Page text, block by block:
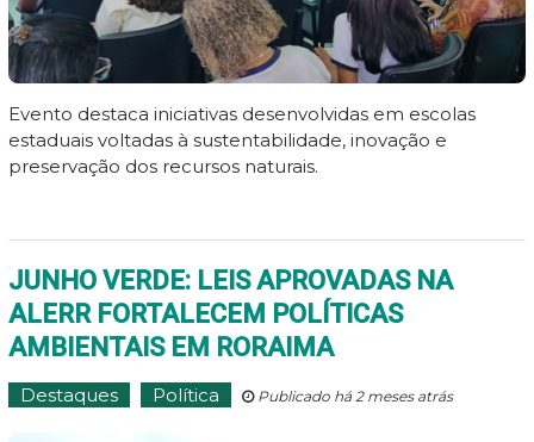
Evento destaca iniciativas desenvolvidas em escolas
estaduais voltadas à sustentabilidade, inovação e
preservação dos recursos naturais.
JUNHO VERDE: LEIS APROVADAS NA
ALERR FORTALECEM POLÍTICAS
AMBIENTAIS EM RORAIMA
Destaques Política Publicado há 2 meses atrás